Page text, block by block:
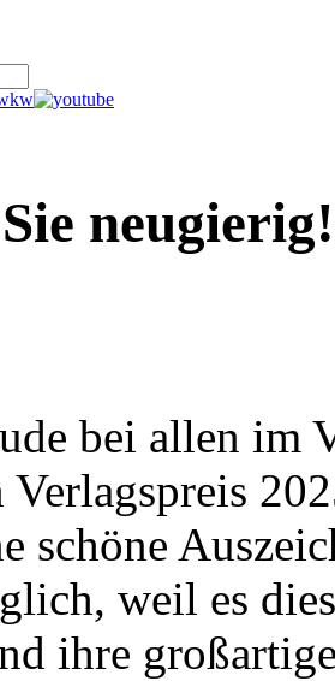
neugierig!
bei allen im
Verlagspreis
schöne
weil es
ihre